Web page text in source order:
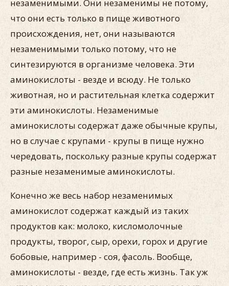
незаменимыми. Они незаменимы не потому,
что они есть только в пище животного
происхождения, нет, они называются
незаменимыми только потому, что не
синтезируются в организме человека. Эти
аминокислоты - везде и всюду. Не только
животная, но и растительная клетка содержит
эти аминокислоты. Незаменимые
аминокислоты содержат даже обычные крупы,
но в случае с крупами - крупы в пище нужно
чередовать, поскольку разные крупы содержат
разные незаменимые аминокислоты.
Конечно же весь набор незаменимых
аминокислот содержат каждый из таких
продуктов как: молоко, кисломолочные
продукты, творог, сыр, орехи, горох и другие
бобовые, например - соя, фасоль. Вообще,
аминокислоты - везде, где есть жизнь. Так уж